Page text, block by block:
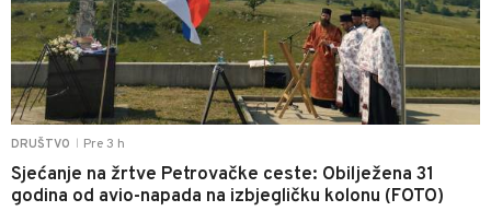
DRUŠTVO Pre 3 h
Sjećanje na žrtve Petrovačke ceste: Obilježena 31
godina od avio-napada na izbjegličku kolonu (FOTO)